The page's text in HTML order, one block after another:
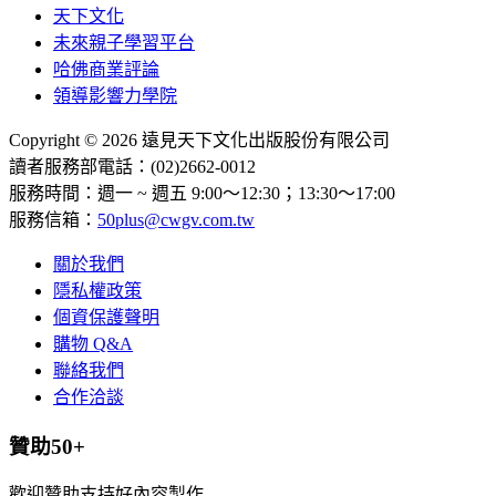
天下文化
未來親子學習平台
哈佛商業評論
領導影響力學院
Copyright © 2026 遠見天下文化出版股份有限公司
讀者服務部電話：(02)2662-0012
服務時間：週一 ~ 週五 9:00～12:30；13:30～17:00
服務信箱： 50plus@cwgv.com.tw
關於我們
隱私權政策
個資保護聲明
購物 Q&A
聯絡我們
合作洽談
贊助50+